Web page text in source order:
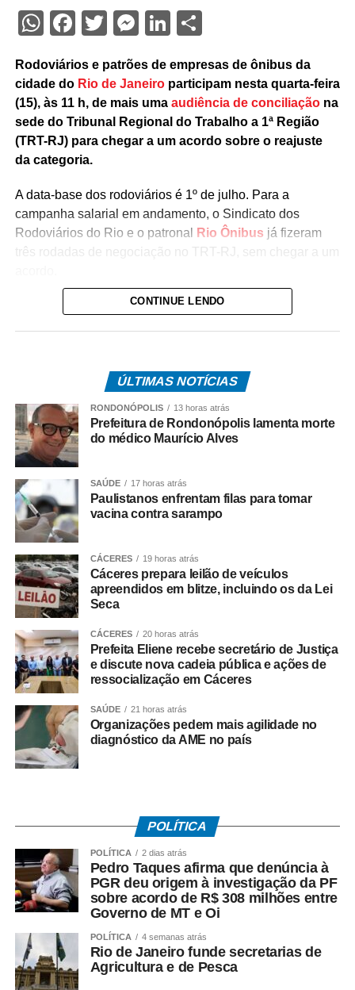
WhatsApp
Facebook
Twitter
Messenger
LinkedIn
Share
Rodoviários e patrões de empresas de ônibus da
cidade do Rio de Janeiroparticipam nesta quarta-feira
(15), às 11 h, de mais uma audiência de conciliaçãona
sede do Tribunal Regional do Trabalho a 1ª Região
(TRT-RJ) para chegar a um acordo sobre o reajuste
da categoria.
A data-base dos rodoviários é 1º de julho. Para a
campanha salarial em andamento, o Sindicato dos
Rodoviários do Rio e o patronal Rio Ônibus já fizeram
três rodadas de negociação no TRT-RJ, sem chegar a um
Durante as negociações mediadas pela Justiça do
o Rio Ônibus havia ofertado 4,39%.
O desembargador Gustavo Tadeu Alkmim, da Seção
Especializada em Dissídios Coletivos (Sedic), pediu que
os patrões aumentem a oferta de reajuste para 5%, o
cidades de Duque de Caxias e Nova Iguaçu, na Baixada
Fluminense.
Paralisação
No dia 27 de junho, o Sindicato dos Rodoviários ajuizou
o dissídio coletivo de greve e de natureza econômica. Na
concedeu liminar autorizando o início da paralisação.
Determinou a manutenção de, no mínimo, 50% da frota
operacional em cada linha e itinerário, sob pena de multa
de R$ 50 mil em caso de descumprimento da medida.
Dois dias depois, no dia 29 de junho, os rodoviários do
município do Rio de Janeiro iniciaram a paralisação. No
mas não houve acordo.
Entre as principais reivindicações da categoria estão
reajuste salarial, valorização dos pisos remuneratórios,
ampliação do auxílio-alimentação para R$ 1 mil e o
extraordinária.
CONTINUE LENDO
ÚLTIMAS NOTÍCIAS
RONDONÓPOLIS 13 horas atrás
Prefeitura de Rondonópolis lamenta morte
do médico Maurício Alves
SAÚDE 17 horas atrás
Paulistanos enfrentam filas para tomar
vacina contra sarampo
CÁCERES 19 horas atrás
Cáceres prepara leilão de veículos
apreendidos em blitze, incluindo os da Lei
Seca
CÁCERES 20 horas atrás
Prefeita Eliene recebe secretário de Justiça
e discute nova cadeia pública e ações de
ressocialização em Cáceres
SAÚDE 21 horas atrás
Organizações pedem mais agilidade no
diagnóstico da AME no país
POLÍTICA
POLÍTICA 2 dias atrás
Pedro Taques afirma que denúncia à
PGR deu origem à investigação da PF
sobre acordo de R$ 308 milhões entre
Governo de MT e Oi
POLÍTICA 4 semanas atrás
Rio de Janeiro funde secretarias de
Agricultura e de Pesca